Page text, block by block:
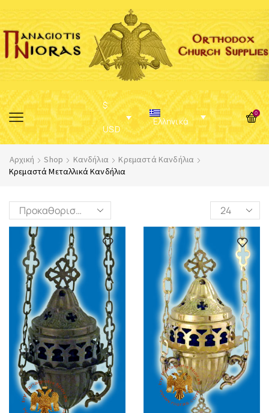
$
USD
Ελληνικά
0
Αρχική Shop Κανδήλια
Κρεμαστά Κανδήλια
Κρεμαστά Μεταλλικά Κανδήλια